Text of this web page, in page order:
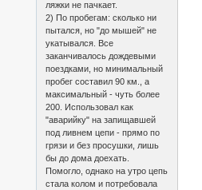
ляжки не пачкает.
2) По пробегам: сколько ни
пытался, но "до мышей" не
укатывался. Все
заканчивалось дождевыми
поездками, но минимальный
пробег составил 90 км., а
максимальный - чуть более
200. Использовал как
"аварийку" на запищавшей
под ливнем цепи - прямо по
грязи и без просушки, лишь
бы до дома доехать.
Помогло, однако на утро цепь
стала колом и потребовала